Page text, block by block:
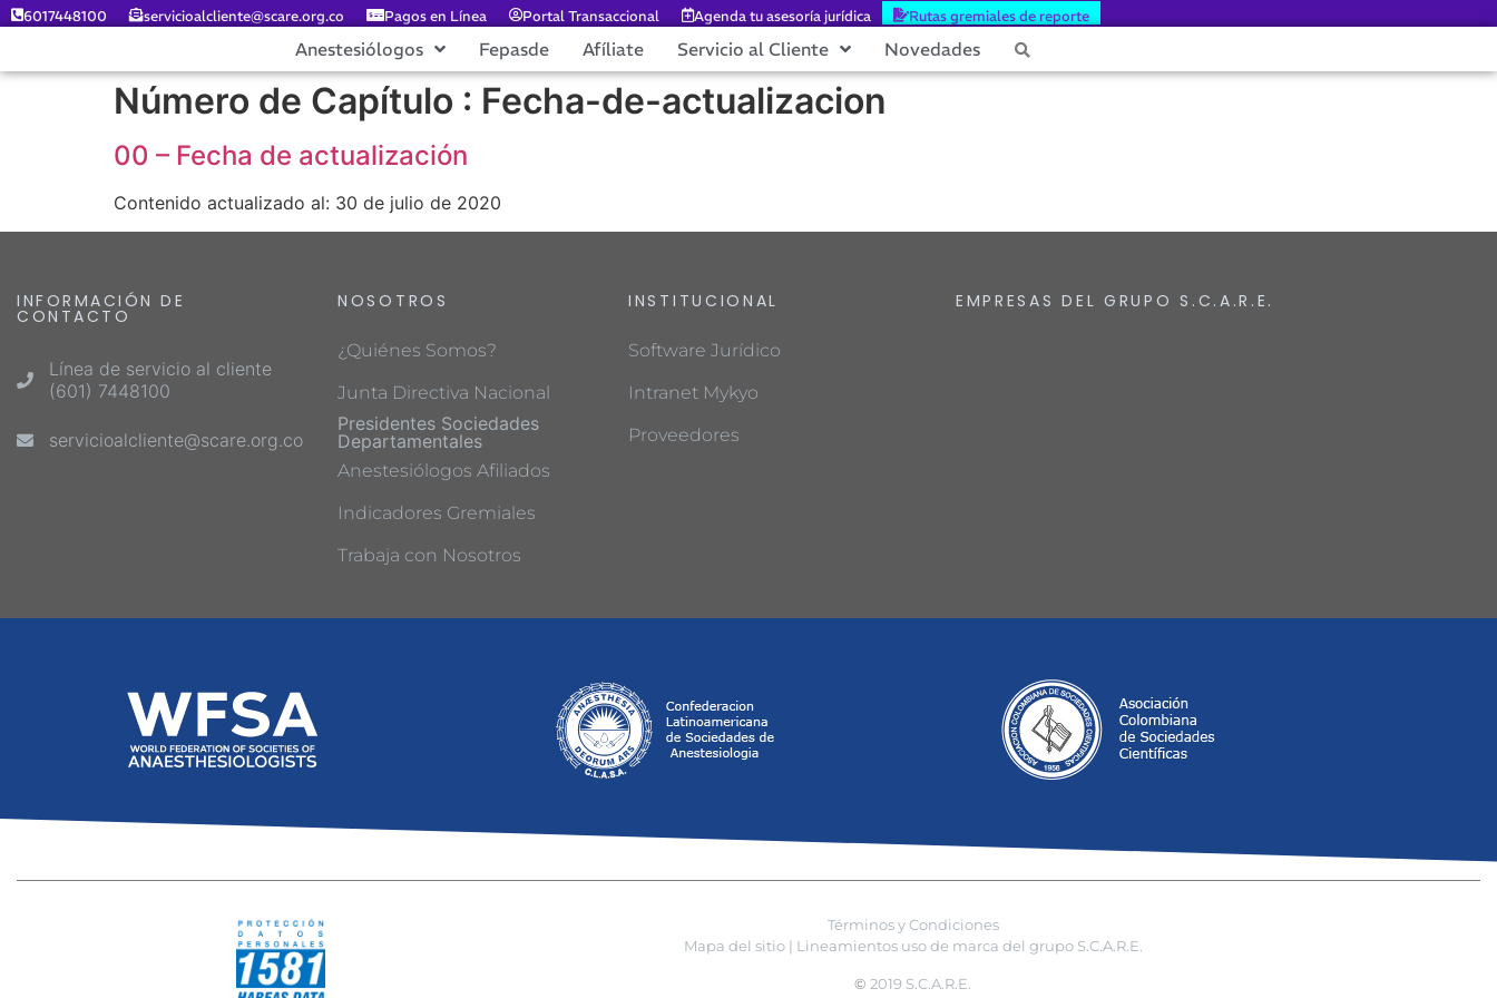
6017448100 servicioalcliente@scare.org.co Pagos en Línea Portal Transaccional Agenda tu asesoría jurídica Rutas gremiales de reporte
Anestesiólogos Fepasde Afíliate Servicio al Cliente Novedades
Número de Capítulo : Fecha-de-actualizacion
00 – Fecha de actualización
Contenido actualizado al: 30 de julio de 2020
INFORMACIÓN DE
CONTACTO
Línea de servicio al cliente
(601) 7448100
servicioalcliente@scare.org.co
NOSOTROS
¿Quiénes Somos?
Junta Directiva Nacional
Presidentes Sociedades
Departamentales
Anestesiólogos Afiliados
Indicadores Gremiales
Trabaja con Nosotros
INSTITUCIONAL
Software Jurídico
Intranet Mykyo
Proveedores
EMPRESAS DEL GRUPO S.C.A.R.E.
Términos y Condiciones
Mapa del sitio |
Lineamientos uso de marca del grupo S.C.A.R.E.
©2019 S.C.A.R.E.